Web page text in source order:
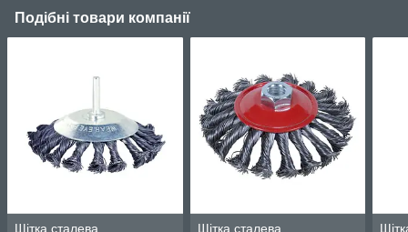
Подібні товари компанії
Щітка сталева
Щітка сталева